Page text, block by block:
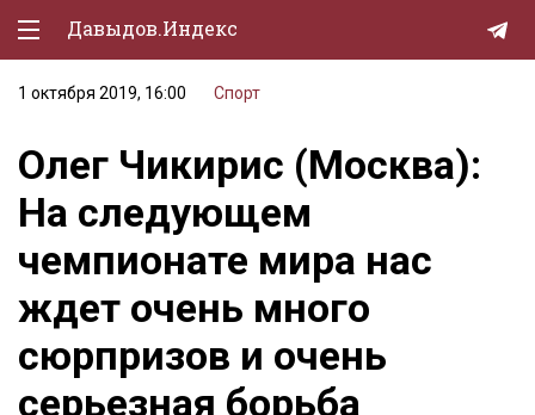
Давыдов.Индекс
Политическая жизнь
Экономика
Природа
Образование
Спорт
Культура
Lifestyle
1 октября 2019, 16:00 Спорт
Олег Чикирис (Москва):
На следующем
чемпионате мира нас
ждет очень много
сюрпризов и очень
серьезная борьба